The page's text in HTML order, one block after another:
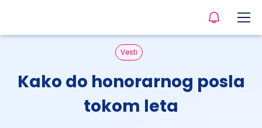
Vesti
Kako do honorarnog posla
tokom leta